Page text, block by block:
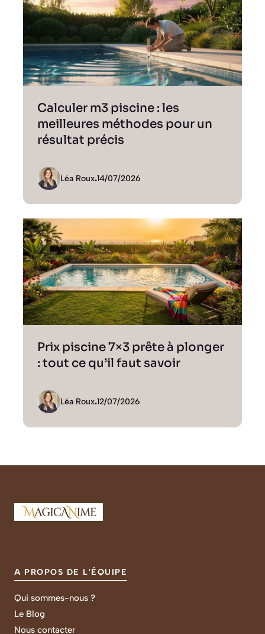
Calculer m3 piscine : les
meilleures méthodes pour un
résultat précis
Léa Roux.14/07/2026
Prix piscine 7×3 prête à plonger
: tout ce qu’il faut savoir
Léa Roux.12/07/2026
A PROPOS DE L'ÉQUIPE
Qui sommes-nous ?
Le Blog
Nous contacter